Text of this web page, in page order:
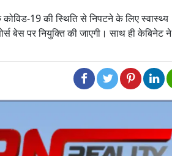
कोविड-19 की स्थिति से निपटने के लिए स्वास्थ्य
बेस पर नियुक्ति की जाएगी। साथ ही केबिनेट ने